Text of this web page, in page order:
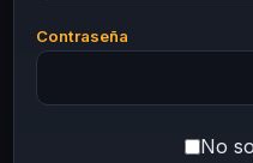
Contraseña
No